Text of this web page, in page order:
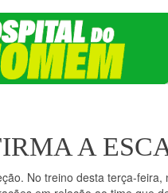
A
No treino desta terça-